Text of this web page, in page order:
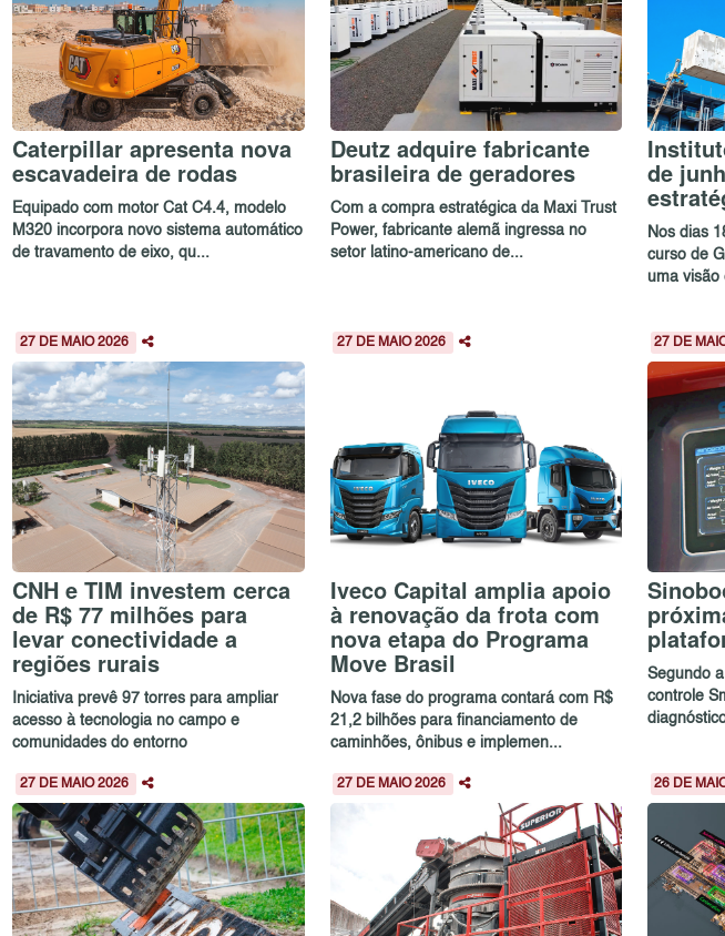
Caterpillar apresenta nova
escavadeira de rodas
Equipado com motor Cat C4.4, modelo
M320 incorpora novo sistema automático
de travamento de eixo, qu...
Deutz adquire fabricante
brasileira de geradores
Com a compra estratégica da Maxi Trust
Power, fabricante alemã ingressa no
setor latino-americano de...
de
Nos dias
curso de
uma visão
27 DE MAIO 2026
CNH e TIM investem cerca
de R$ 77 milhões para
levar conectividade a
regiões rurais
Iniciativa prevê 97 torres para ampliar
acesso à tecnologia no campo e
comunidades do entorno
27 DE MAIO 2026
Iveco Capital amplia apoio
à renovação da frota com
nova etapa do Programa
Move Brasil
Nova fase do programa contará com R$
21,2 bilhões para financiamento de
caminhões, ônibus e implemen...
27 DE
Segundo
controle
27 DE MAIO 2026 27 DE MAIO 2026 26 DE